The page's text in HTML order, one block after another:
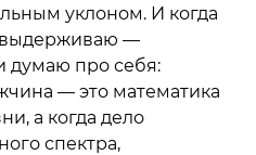
уклоном. И когда
выдерживаю —
думаю про себя:
— это математика
а когда дело
спектра,